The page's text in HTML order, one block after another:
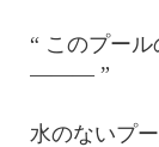
“ このプー
——— ”
水のないプ